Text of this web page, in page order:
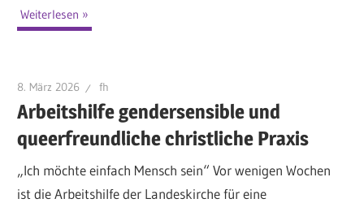
Weiterlesen
8. März 2026 fh
Arbeitshilfe gendersensible und
queerfreundliche christliche Praxis
„Ich möchte einfach Mensch sein“ Vor wenigen Wochen
ist die Arbeitshilfe der Landeskirche für eine